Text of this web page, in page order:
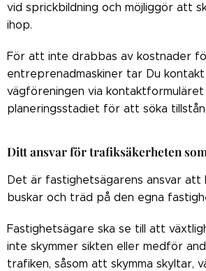
vid sprickbildning och möjliggör att
ihop.
För att inte drabbas av kostnader
entreprenadmaskiner tar Du kontakt
vägföreningen via kontaktformuläret
planeringsstadiet för att söka
Ditt ansvar för trafiksäkerheten
Det är fastighetsägarens ansvar att
buskar och träd på den egna
Fastighetsägare ska se till att
inte skymmer sikten eller medför
trafiken, såsom att skymma skyltar,